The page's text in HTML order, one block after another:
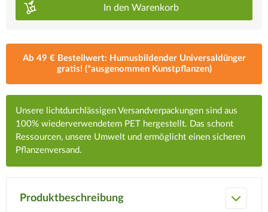
In den Warenkorb
Ab 49 € Bestellwert: Humusbildender Universaldünger
gratis! (*ausgenommen Kunstpflanzen)
Unsere lichtdurchlässigen Versandverpackungen sind aus
100% wiederverwendetem PET hergestellt. Das schont
Ressourcen, unsere Umwelt und ermöglicht einen sicheren
Pflanzenversand.
Produktbeschreibung